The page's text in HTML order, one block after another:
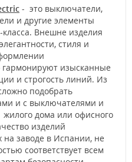
- это выключатели,
и другие элементы
Внешне изделия
стиля и
гармонируют изысканные
и строгость линий. Из
подобрать
и с выключателями и
дома или офисного
изделий
на заводе в Испании, не
соответствует всем